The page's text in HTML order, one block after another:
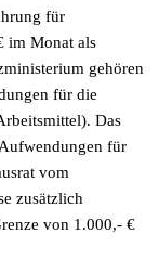
für
im Monat als
gehören
für die
Das
für
vom
zusätzlich
von 1.000,- €